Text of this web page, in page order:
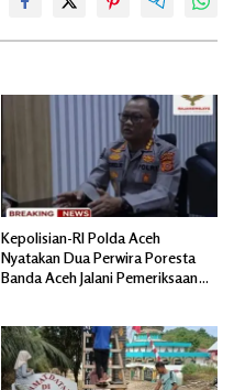
Kepolisian-RI Polda Aceh
Nyatakan Dua Perwira Poresta
Banda Aceh Jalani Pemeriksaan